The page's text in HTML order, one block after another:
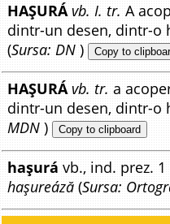
HAȘURÁ vb. I. tr. A
dintr-un desen, dintr-o
(Sursa: DN ) Copy to
HAȘURÁ vb. tr. a
dintr-un desen, dintr-o
MDN ) Copy to clipboard
hașurá vb., ind. prez.
hașureáză (Sursa: